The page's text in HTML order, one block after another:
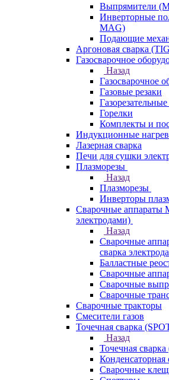
Выпрямители
Инверторные
MAG)
Подающие
Аргоновая сварка
Газосварочное
Назад
Газосварочное
Газовые резаки
Горелки
Комплекты и
Индукционные
Лазерная сварка
Печи для сушки
Плазморезы
Назад
Плазморезы
Инверторы
Сварочные аппараты
электродами)
Назад
Сварочные
сварка
Балластные
Сварочные
Сварочные
Сварочные
Сварочные тракторы
Смесители газов
Точечная сварка
Назад
Точечная
Конденсаторная
Сварочные